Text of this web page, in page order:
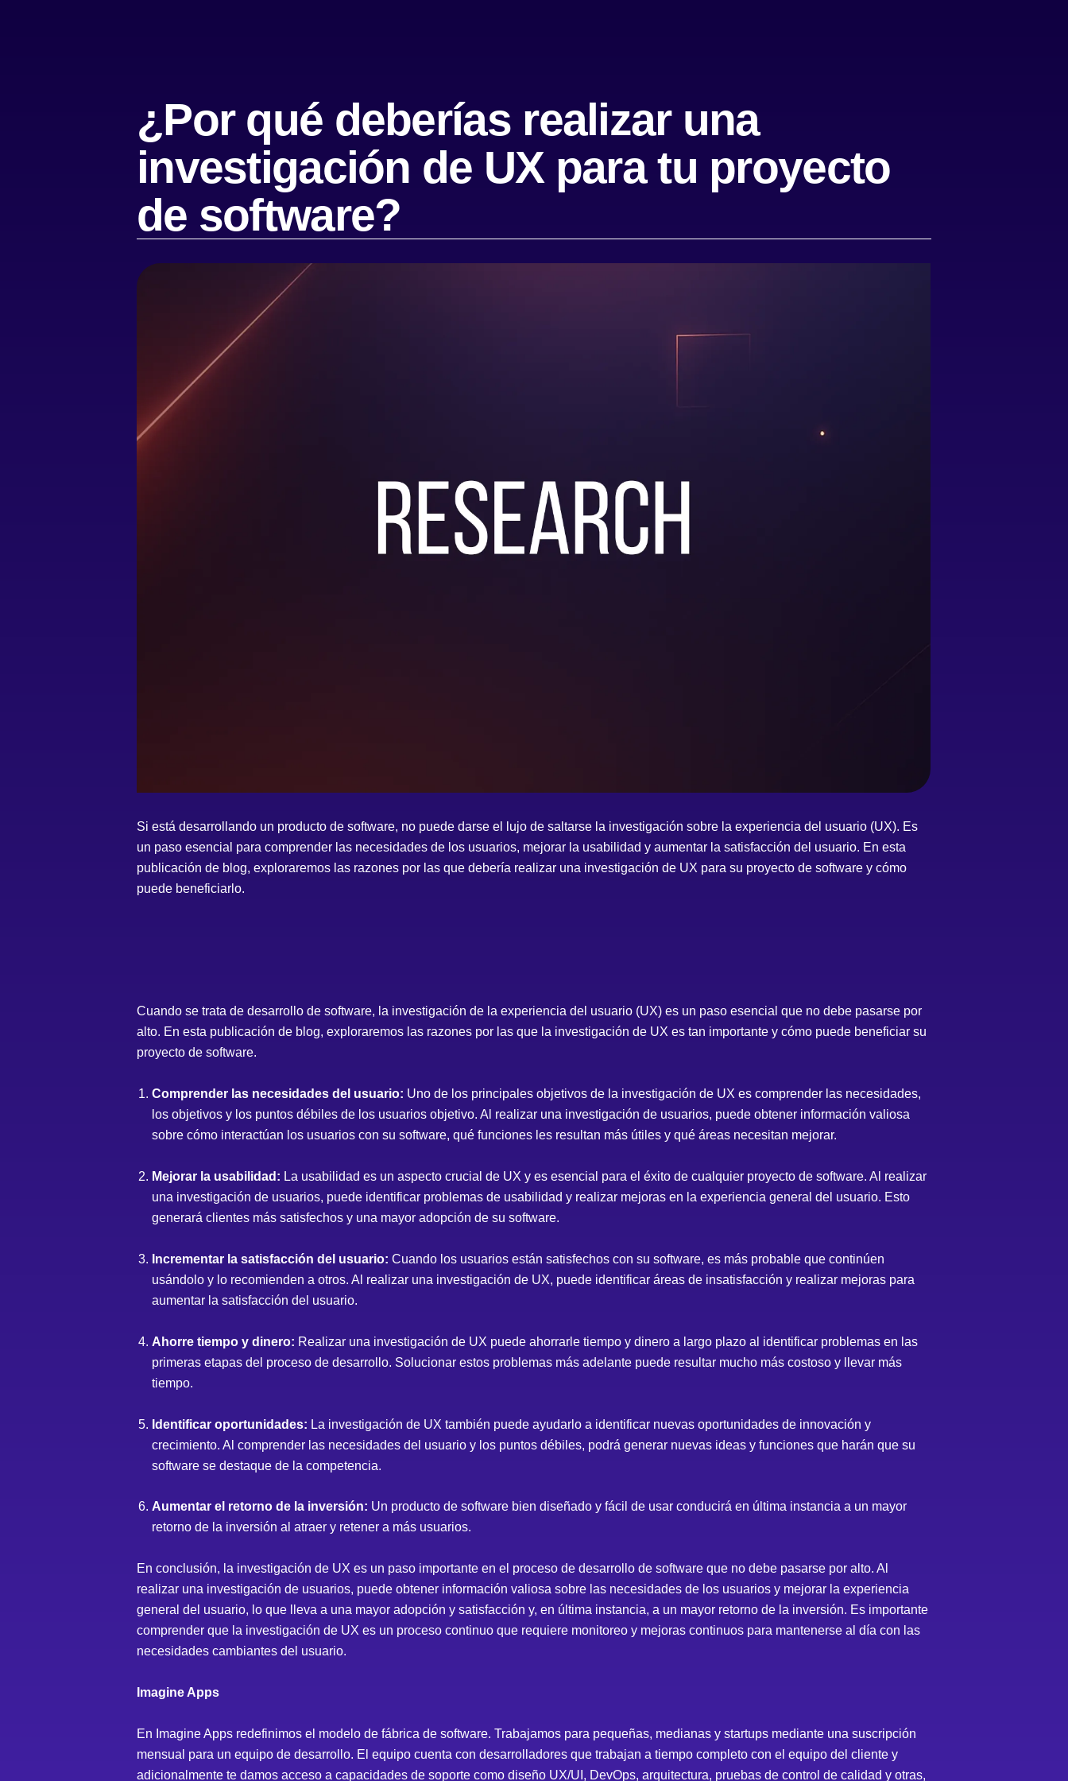
¿Por qué deberías realizar una
investigación de UX para tu proyecto
de software?
Si está desarrollando un producto de software, no puede darse el lujo de saltarse la investigación sobre la experiencia del usuario (UX). Es
un paso esencial para comprender las necesidades de los usuarios, mejorar la usabilidad y aumentar la satisfacción del usuario. En esta
publicación de blog, exploraremos las razones por las que debería realizar una investigación de UX para su proyecto de software y cómo
puede beneficiarlo.
Cuando se trata de desarrollo de software, la investigación de la experiencia del usuario (UX) es un paso esencial que no debe pasarse por
alto. En esta publicación de blog, exploraremos las razones por las que la investigación de UX es tan importante y cómo puede beneficiar su
proyecto de software.
Comprender las necesidades del usuario: Uno de los principales objetivos de la investigación de UX es comprender las necesidades,
los objetivos y los puntos débiles de los usuarios objetivo. Al realizar una investigación de usuarios, puede obtener información valiosa
sobre cómo interactúan los usuarios con su software, qué funciones les resultan más útiles y qué áreas necesitan mejorar.
Mejorar la usabilidad: La usabilidad es un aspecto crucial de UX y es esencial para el éxito de cualquier proyecto de software. Al realizar
una investigación de usuarios, puede identificar problemas de usabilidad y realizar mejoras en la experiencia general del usuario. Esto
generará clientes más satisfechos y una mayor adopción de su software.
Incrementar la satisfacción del usuario: Cuando los usuarios están satisfechos con su software, es más probable que continúen
usándolo y lo recomienden a otros. Al realizar una investigación de UX, puede identificar áreas de insatisfacción y realizar mejoras para
aumentar la satisfacción del usuario.
Ahorre tiempo y dinero: Realizar una investigación de UX puede ahorrarle tiempo y dinero a largo plazo al identificar problemas en las
primeras etapas del proceso de desarrollo. Solucionar estos problemas más adelante puede resultar mucho más costoso y llevar más
tiempo.
Identificar oportunidades: La investigación de UX también puede ayudarlo a identificar nuevas oportunidades de innovación y
crecimiento. Al comprender las necesidades del usuario y los puntos débiles, podrá generar nuevas ideas y funciones que harán que su
software se destaque de la competencia.
Aumentar el retorno de la inversión: Un producto de software bien diseñado y fácil de usar conducirá en última instancia a un mayor
retorno de la inversión al atraer y retener a más usuarios.
En conclusión, la investigación de UX es un paso importante en el proceso de desarrollo de software que no debe pasarse por alto. Al
realizar una investigación de usuarios, puede obtener información valiosa sobre las necesidades de los usuarios y mejorar la experiencia
general del usuario, lo que lleva a una mayor adopción y satisfacción y, en última instancia, a un mayor retorno de la inversión. Es importante
comprender que la investigación de UX es un proceso continuo que requiere monitoreo y mejoras continuos para mantenerse al día con las
necesidades cambiantes del usuario.
Imagine Apps
En Imagine Apps redefinimos el modelo de fábrica de software. Trabajamos para pequeñas, medianas y startups mediante una suscripción
mensual para un equipo de desarrollo. El equipo cuenta con desarrolladores que trabajan a tiempo completo con el equipo del cliente y
adicionalmente te damos acceso a capacidades de soporte como diseño UX/UI, DevOps, arquitectura, pruebas de control de calidad y otras,